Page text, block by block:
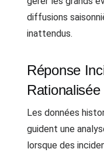
diffusions
inattendus.
Réponse
Rationalisée
Les données
guident une
lorsque des